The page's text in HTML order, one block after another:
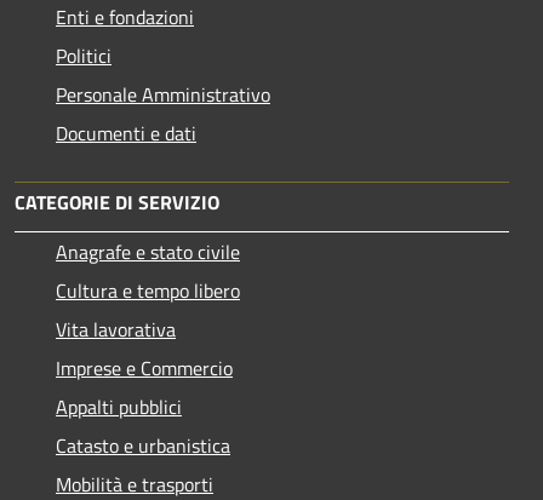
Enti e fondazioni
Politici
Personale Amministrativo
Documenti e dati
CATEGORIE DI SERVIZIO
Anagrafe e stato civile
Cultura e tempo libero
Vita lavorativa
Imprese e Commercio
Appalti pubblici
Catasto e urbanistica
Mobilità e trasporti